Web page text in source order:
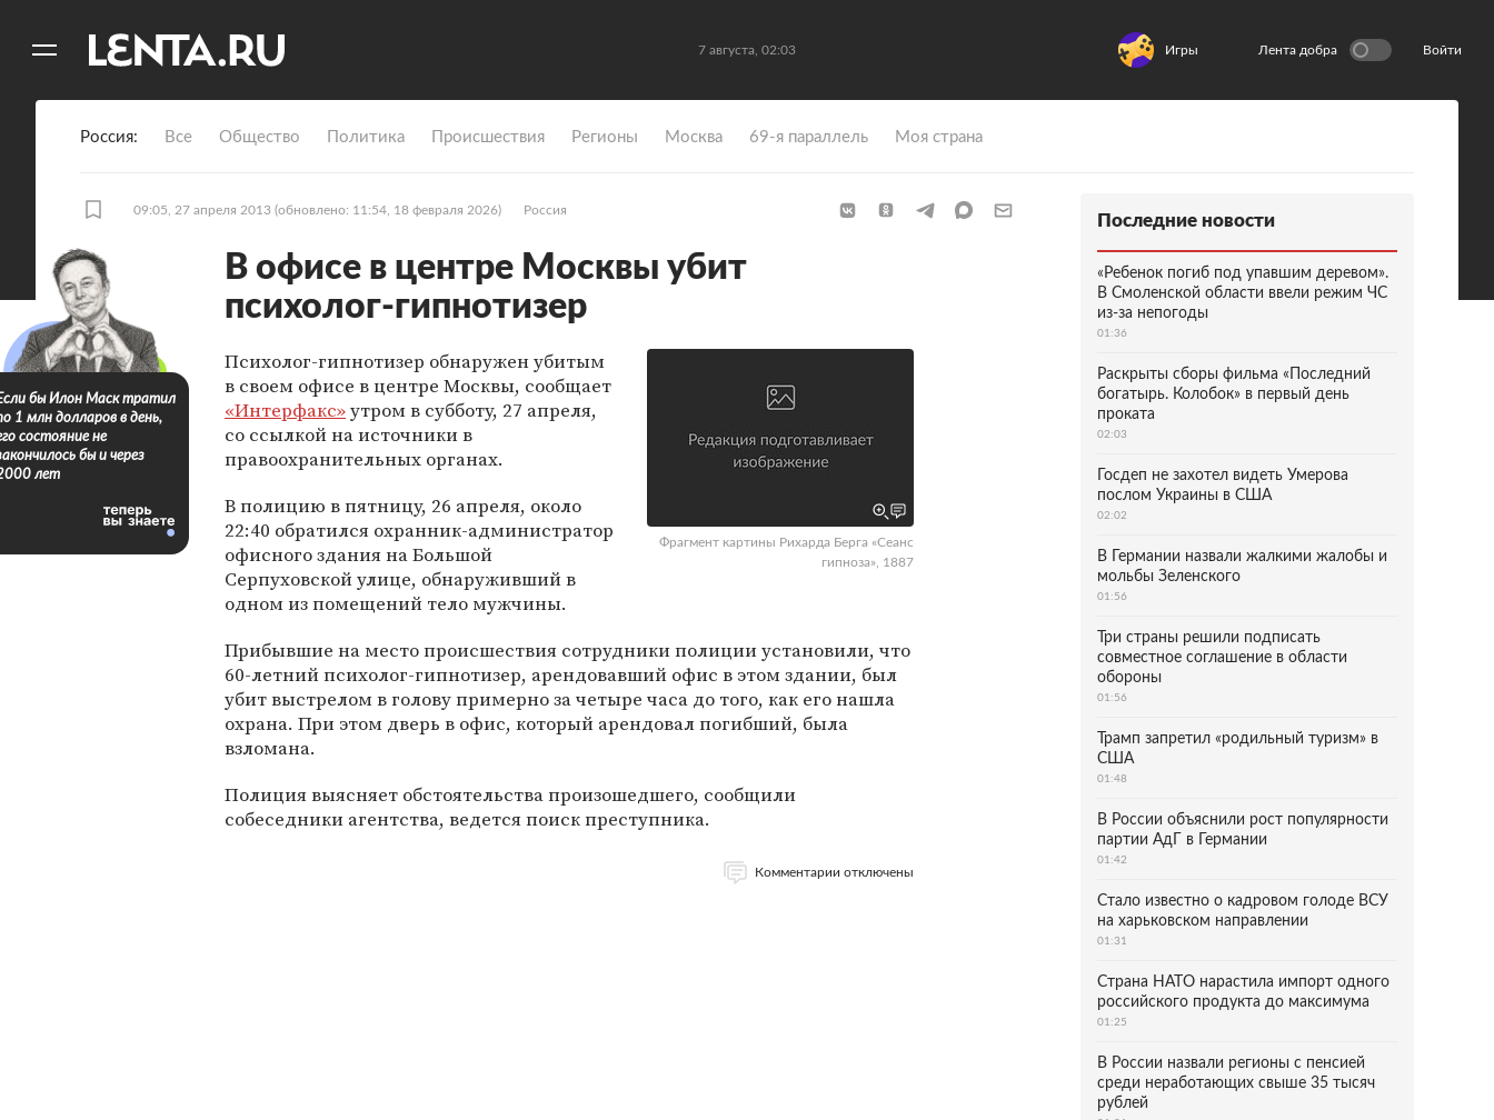
7 августа, 02:03 Игры Лента добра Войти
Россия Все Общество Политика Происшествия Регионы Москва 69-я параллель Моя страна
09:05, 27 апреля 2013 (обновлено: 11:54, 18 февраля 2026) Россия
В офисе в центре Москвы убит
психолог-гипнотизер
Фрагмент картины Рихарда Берга «Сеанс
гипноза», 1887
Психолог-гипнотизер обнаружен убитым
в своем офисе в центре Москвы, сообщает
«Интерфакс»утром в субботу, 27 апреля,
со ссылкой на источники в
правоохранительных органах.
В полицию в пятницу, 26 апреля, около
22:40 обратился охранник-администратор
офисного здания на Большой
Серпуховской улице, обнаруживший в
одном из помещений тело мужчины.
Прибывшие на место происшествия сотрудники полиции установили, что
60-летний психолог-гипнотизер, арендовавший офис в этом здании, был
убит выстрелом в голову примерно за четыре часа до того, как его нашла
охрана. При этом дверь в офис, который арендовал погибший, была
взломана.
Полиция выясняет обстоятельства произошедшего, сообщили
собеседники агентства, ведется поиск преступника.
Комментарии отключены
бы Илон Маск тратил
1 млн долларов в день,
состояние не
бы и через
лет
Последние новости
«Ребенок погиб под упавшим деревом».
В Смоленской области ввели режим ЧС
из-за непогоды
01:36
Раскрыты сборы фильма «Последний
богатырь. Колобок» в первый день
проката
02:03
Госдеп не захотел видеть Умерова
послом Украины в США
02:02
В Германии назвали жалкими жалобы и
мольбы Зеленского
01:56
Три страны решили подписать
совместное соглашение в области
обороны
01:56
Трамп запретил «родильный туризм» в
США
01:48
В России объяснили рост популярности
партии АдГ в Германии
01:42
Стало известно о кадровом голоде ВСУ
на харьковском направлении
01:31
Страна НАТО нарастила импорт одного
российского продукта до максимума
01:25
В России назвали регионы с пенсией
среди неработающих свыше 35 тысяч
рублей